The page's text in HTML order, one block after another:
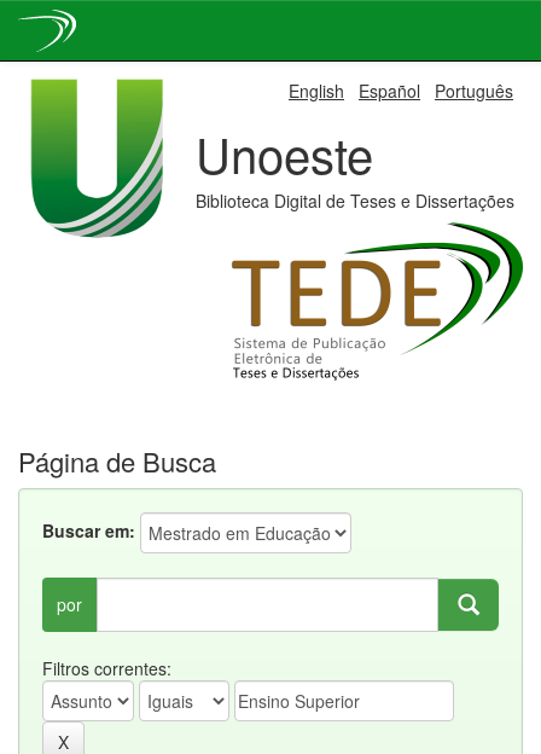
English Español Português
Unoeste
Biblioteca Digital de Teses e Dissertações
Página de Busca
Buscar em:
por
Filtros correntes: